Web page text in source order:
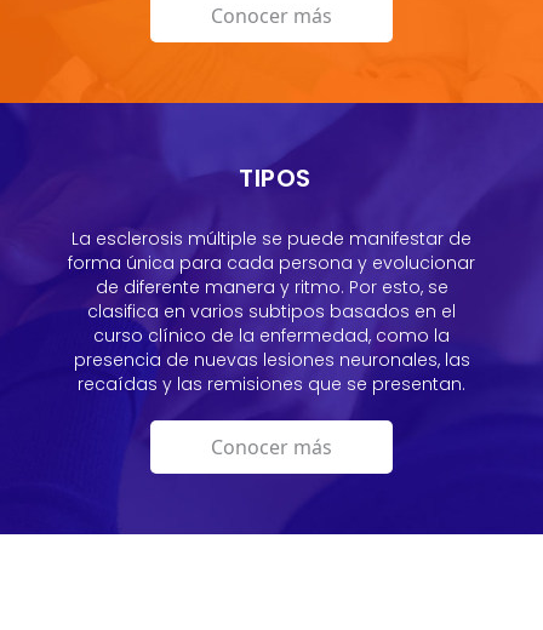
Conocer más
TIPOS
La esclerosis múltiple se puede manifestar de
forma única para cada persona y evolucionar
de diferente manera y ritmo. Por esto, se
clasifica en varios subtipos basados en el
curso clínico de la enfermedad, como la
presencia de nuevas lesiones neuronales, las
recaídas y las remisiones que se presentan.
Conocer más